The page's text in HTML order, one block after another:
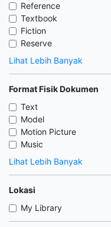
Reference
Textbook
Fiction
Reserve
Lihat Lebih Banyak
Format Fisik Dokumen
Text
Model
Motion Picture
Music
Lihat Lebih Banyak
Lokasi
My Library